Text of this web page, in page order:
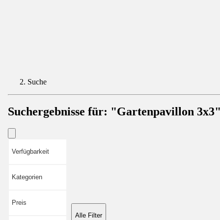
Suche
Suchergebnisse für: "Gartenpavillon
Verfügbarkeit
Kategorien
Preis
Alle Filter